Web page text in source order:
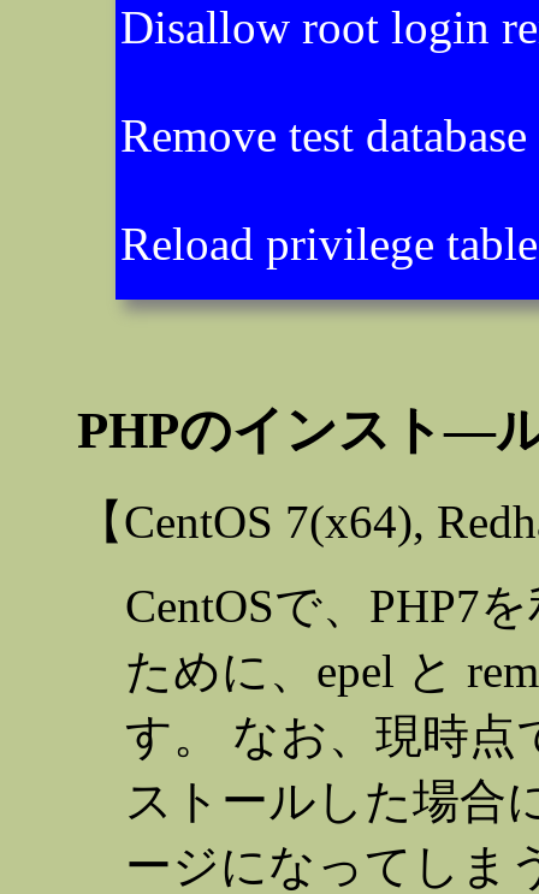
Disallow root login
Remove test
Reload privilege
PHPのインスト―
【CentOS 7(x64),
CentOSで、PHP7
ために、epel と
す。 なお、現時点
ストールした場合
ージになってしま